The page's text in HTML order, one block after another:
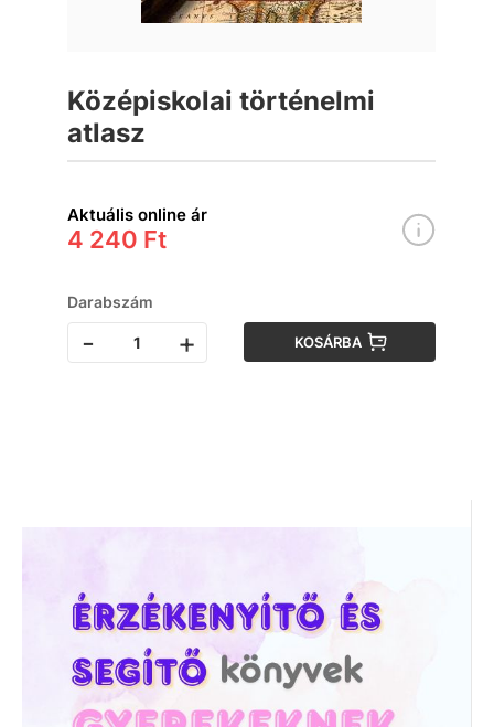
Középiskolai történelmi
atlasz
Aktuális online ár
4 240 Ft
Darabszám
- + KOSÁRBA